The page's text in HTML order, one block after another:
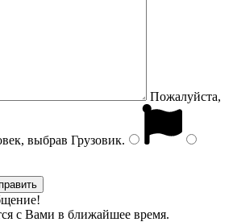
Пожалуйста,
выбрав Грузовик.
с Вами в ближайшее время.